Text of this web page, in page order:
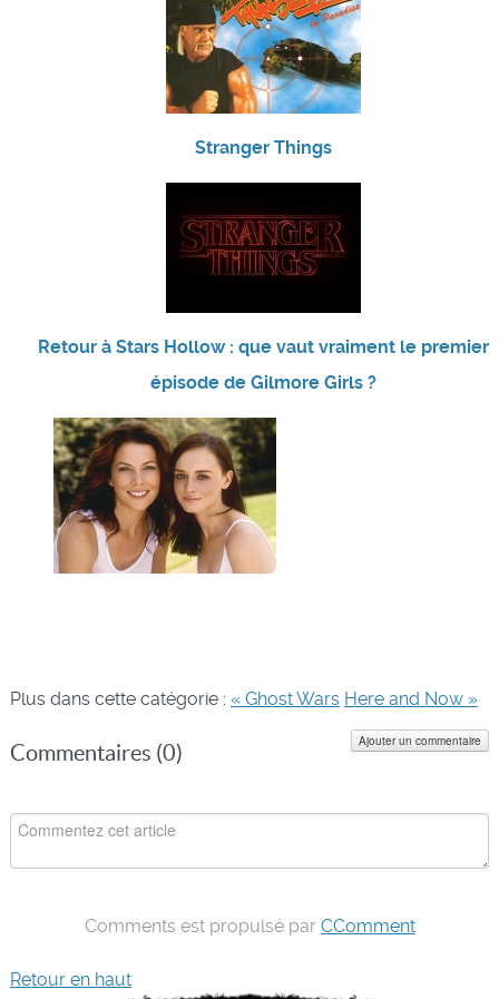
Stranger Things
Retour à Stars Hollow : que vaut vraiment le premier
épisode de Gilmore Girls ?
Plus dans cette catégorie : « Ghost Wars Here and Now »
Commentaires (0)
Ajouter un commentaire
Comments est propulsé par CComment
Retour en haut